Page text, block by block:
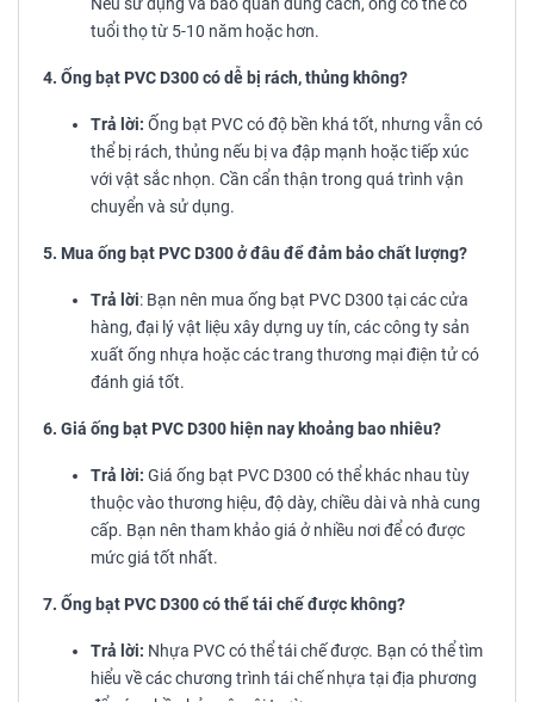
Nếu sử dụng và bảo quản đúng cách, ống có thể có
tuổi thọ từ 5-10 năm hoặc hơn.
4. Ống bạt PVC D300 có dễ bị rách, thủng không?
Trả lời: Ống bạt PVC có độ bền khá tốt, nhưng vẫn có
thể bị rách, thủng nếu bị va đập mạnh hoặc tiếp xúc
với vật sắc nhọn. Cần cẩn thận trong quá trình vận
chuyển và sử dụng.
5. Mua ống bạt PVC D300 ở đâu để đảm bảo chất lượng?
Trả lời: Bạn nên mua ống bạt PVC D300 tại các cửa
hàng, đại lý vật liệu xây dựng uy tín, các công ty sản
xuất ống nhựa hoặc các trang thương mại điện tử có
đánh giá tốt.
6. Giá ống bạt PVC D300 hiện nay khoảng bao nhiêu?
Trả lời: Giá ống bạt PVC D300 có thể khác nhau tùy
thuộc vào thương hiệu, độ dày, chiều dài và nhà cung
cấp. Bạn nên tham khảo giá ở nhiều nơi để có được
mức giá tốt nhất.
7. Ống bạt PVC D300 có thể tái chế được không?
Trả lời: Nhựa PVC có thể tái chế được. Bạn có thể tìm
hiểu về các chương trình tái chế nhựa tại địa phương